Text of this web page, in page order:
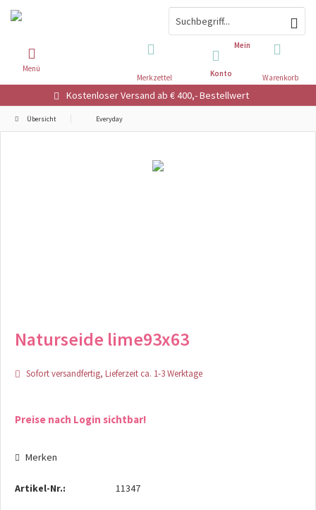
Kostenloser Versand ab € 400,- Bestellwert
Warenkorb
Merkzettel
Mein
Konto
Menü
Übersicht Everyday
Naturseide lime93x63
Sofort versandfertig, Lieferzeit ca. 1-3 Werktage
Preise nach Login sichtbar!
Merken
Artikel-Nr.: 11347